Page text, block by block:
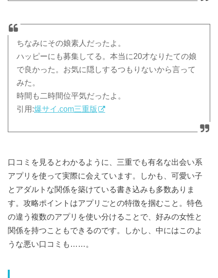
ちなみにその娘素人だったよ。
ハッピーにも募集してる。本当に20才なりたての娘
で良かった。お気に隠しするつもりないから言って
みた。
時間も二時間位平気だったよ。
引用:爆サイ.com三重版
口コミを見るとわかるように、三重でも有名な出会い系
アプリを使って実際に会えています。しかも、可愛い子
とアダルトな関係を築けている書き込みも多数ありま
す。攻略ポイントはアプリごとの特徴を掴むこと。特色
の違う複数のアプリを使い分けることで、好みの女性と
関係を持つこともできるのです。しかし、中にはこのよ
うな悪い口コミも……。